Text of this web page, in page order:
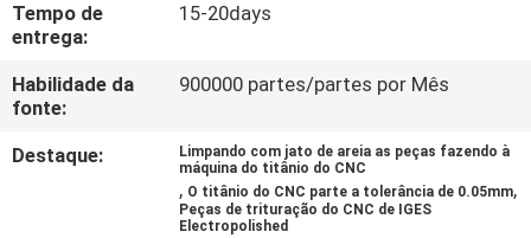
NOS
NOTÍCIAS
Tempo de
entrega:
15-20days
Habilidade da
fonte:
900000 partes/partes por Mês
Destaque:
Limpando com jato de areia as peças fazendo à
máquina do titânio do CNC
, O titânio do CNC parte a tolerância de 0.05mm,
Peças de trituração do CNC de IGES
Electropolished